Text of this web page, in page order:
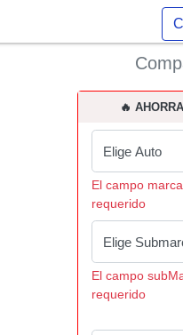
🔥
El campo
requerido
El campo
requerido